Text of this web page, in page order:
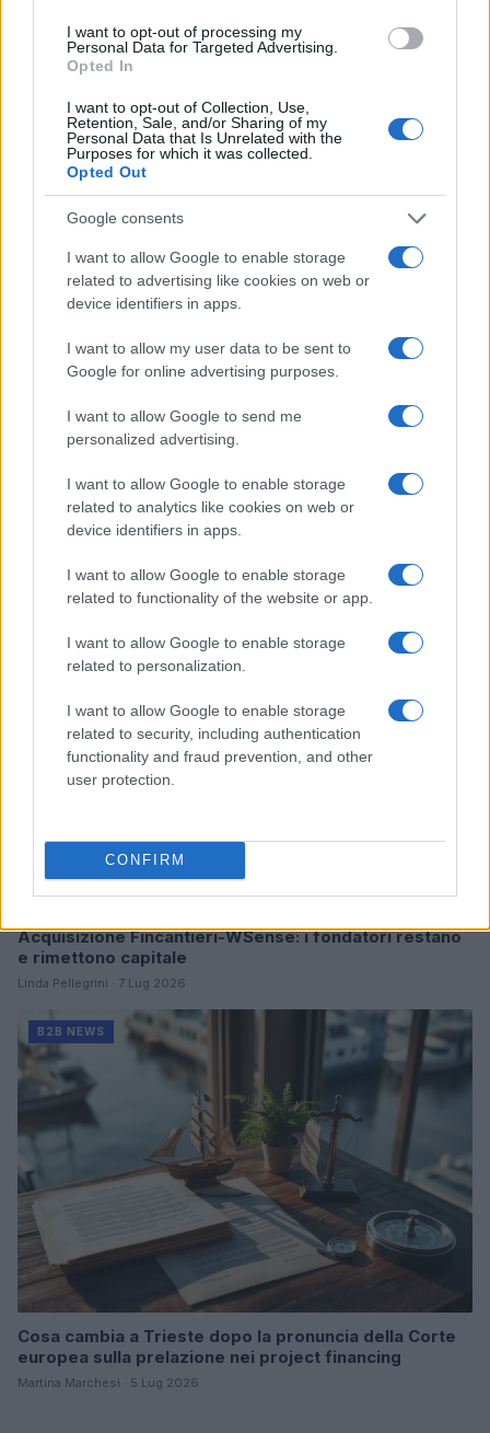
I want to opt-out of processing my
Personal Data for Targeted Advertising.
Opted In
I want to opt-out of Collection, Use,
Retention, Sale, and/or Sharing of my
Personal Data that Is Unrelated with the
Purposes for which it was collected.
Opted Out
Google consents
I want to allow Google to enable storage
related to advertising like cookies on web or
device identifiers in apps.
I want to allow my user data to be sent to
Google for online advertising purposes.
I want to allow Google to send me
personalized advertising.
I want to allow Google to enable storage
related to analytics like cookies on web or
device identifiers in apps.
I want to allow Google to enable storage
related to functionality of the website or app.
I want to allow Google to enable storage
related to personalization.
I want to allow Google to enable storage
related to security, including authentication
functionality and fraud prevention, and other
user protection.
CONFIRM
Continua a leggere
B2B NEWS
Ripensare le tecnologie umanitarie oltre i criteri dei
Martina Marchesi · 10 Lug 2026
Acquisizione Fincantieri-WSense: i fondatori restano
e rimettono capitale
Linda Pellegrini · 7 Lug 2026
B2B NEWS
Cosa cambia a Trieste dopo la pronuncia della Corte
europea sulla prelazione nei project financing
Martina Marchesi · 5 Lug 2026